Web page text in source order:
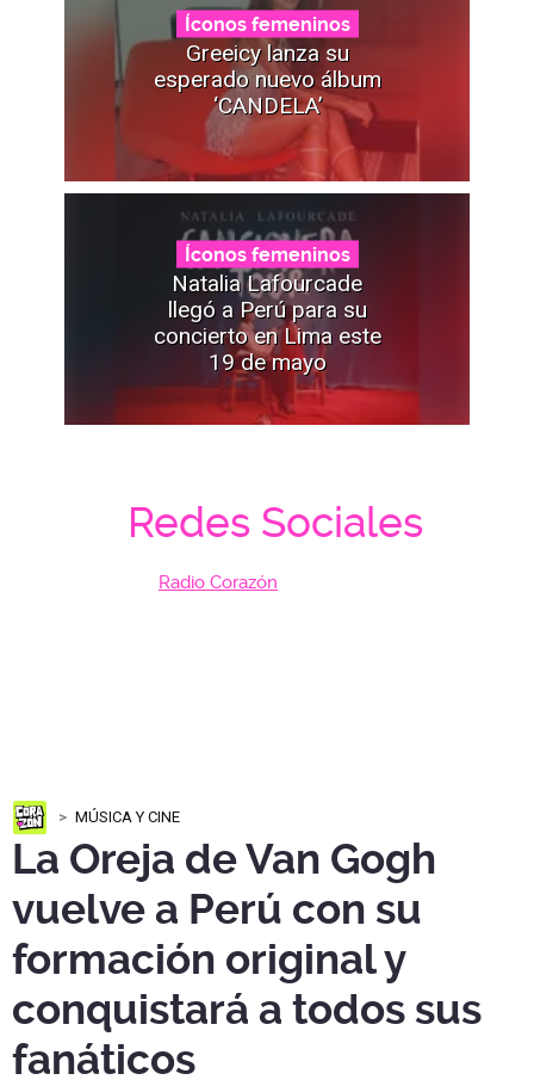
Íconos femeninos
Greeicy lanza su
esperado nuevo álbum
‘CANDELA’
Íconos femeninos
Natalia Lafourcade
llegó a Perú para su
concierto en Lima este
19 de mayo
Redes Sociales
Radio Corazón
MÚSICA Y CINE
La Oreja de Van Gogh
vuelve a Perú con su
formación original y
conquistará a todos sus
fanáticos